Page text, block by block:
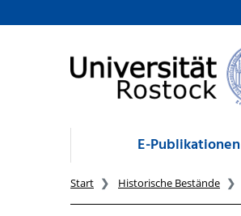
zum Inhalt
E-Publikationen
Start Historische Bestände